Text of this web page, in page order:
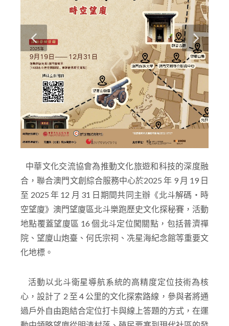
中華文化交流協會為推動文化旅遊和科技的深度融
合，聯合澳門文創綜合服務中心於2025 年 9 月 19 日
至 2025 年 12 月 31 日期間共同主辦《北斗解碼・時
空望廈》澳門望廈區北斗樂跑歷史文化探秘賽，活動
地點覆蓋望廈區 16 個北斗定位闖關點，包括普濟禪
院、望廈山炮臺、何氏宗祠、冼星海紀念館等重要文
化地標。
活動以北斗衛星導航系統的高精度定位技術為核
心，設計了 2 至 4 公里的文化探索路線，參與者將通
過戶外自由跑結合定位打卡與線上答題的方式，在運